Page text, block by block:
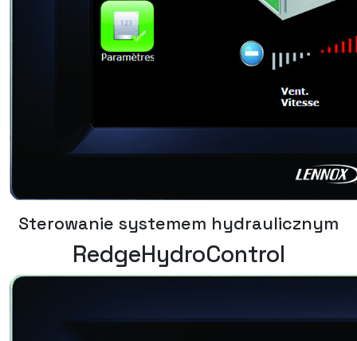
Sterowanie systemem hydraulicznym
RedgeHydroControl